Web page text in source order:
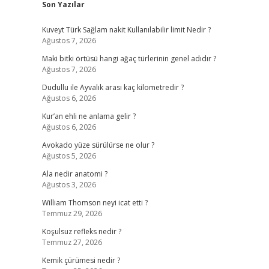
Son Yazılar
Kuveyt Türk Sağlam nakit Kullanılabilir limit Nedir ?
Ağustos 7, 2026
Maki bitki örtüsü hangi ağaç türlerinin genel adıdır ?
Ağustos 7, 2026
Dudullu ile Ayvalık arası kaç kilometredir ?
Ağustos 6, 2026
Kur’an ehli ne anlama gelir ?
Ağustos 6, 2026
Avokado yüze sürülürse ne olur ?
Ağustos 5, 2026
Ala nedir anatomi ?
Ağustos 3, 2026
William Thomson neyi icat etti ?
Temmuz 29, 2026
Koşulsuz refleks nedir ?
Temmuz 27, 2026
Kemik çürümesi nedir ?